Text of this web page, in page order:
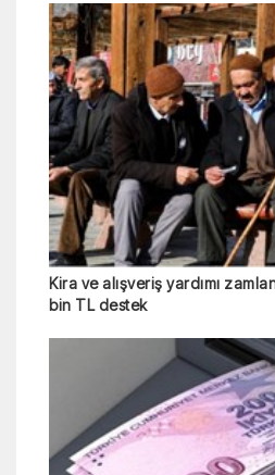
Kira ve alışveriş yardımı
bin TL destek